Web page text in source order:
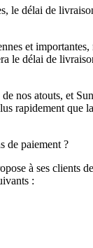
le délai de
et
le délai de
nos atouts, et
rapidement que
de paiement ?
à ses clients
: